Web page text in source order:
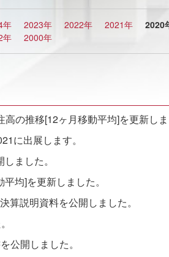
年 2023年 2022年 2021年 2020
年 2000年
高の推移[12ヶ月移動平均]を更新しま
に出展します。
ました。
均]を更新しました。
算説明資料を公開しました。
公開しました。